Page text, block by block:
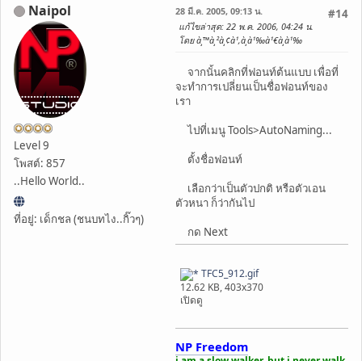
Naipol
Level 9
โพสต์: 857
..Hello World..
ที่อยู่: เด็กชล (ชนบทไง..กิ๊วๆ)
#14
28 มี.ค. 2005, 09:13 น.
แก้ไขล่าสุด: 22 พ.ค. 2006, 04:24 น.
โดย à¸™à¸²à¸¢à¹‚à¸­à¹‰à¹€à¸­à¹‰
จากนั้นคลิกที่ฟอนท์ต้นแบบ เพื่อที่
จะทำการเปลี่ยนเป็นชื่อฟอนท์ของ
เรา
ไปที่เมนู Tools>AutoNaming...
ตั้งชื่อฟอนท์
เลือกว่าเป็นตัวปกติ หรือตัวเอน
ตัวหนา ก็ว่ากันไป
กด Next
TFC5_912.gif
12.62 KB, 403x370
เปิดดู
NP Freedom